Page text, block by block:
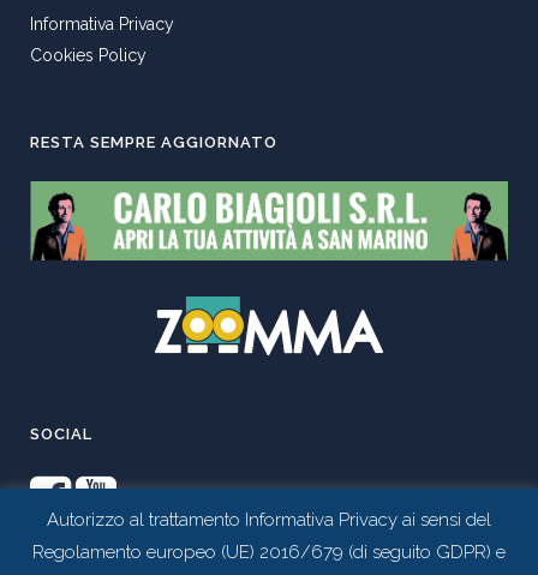
Informativa Privacy
Cookies Policy
RESTA SEMPRE AGGIORNATO
SOCIAL
Autorizzo al trattamento Informativa Privacy ai sensi del
Regolamento europeo (UE) 2016/679 (di seguito GDPR) e